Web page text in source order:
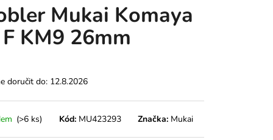
Mukai Komaya
KM9 26mm
doručit do: 12.8.2026
(>6 ks) Kód: MU423293 Značka: Mukai